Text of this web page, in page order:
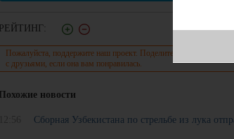
РЕЙТИНГ:
Пожалуйста, поддержите наш проект. Поделитесь данной
с друзьями, если она вам понравилась.
Похожие новости
Сборная Узбекистана по стрельбе из лука